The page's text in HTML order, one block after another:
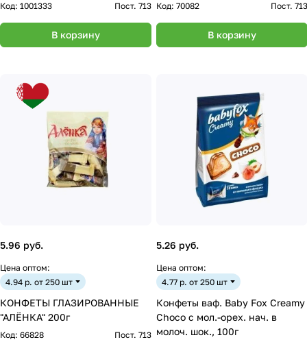
Код: 1001333 Пост. 713
В корзину
Код: 70082 Пост. 713
В корзину
5.96 руб.
Цена оптом:
4.94 р. от 250 шт
КОНФЕТЫ ГЛАЗИРОВАННЫЕ
"АЛЁНКА" 200г
Код: 66828 Пост. 713
5.26 руб.
Цена оптом:
4.77 р. от 250 шт
Конфеты ваф. Baby Fox Creamy
Choco с мол.-орех. нач. в
молоч. шок., 100г